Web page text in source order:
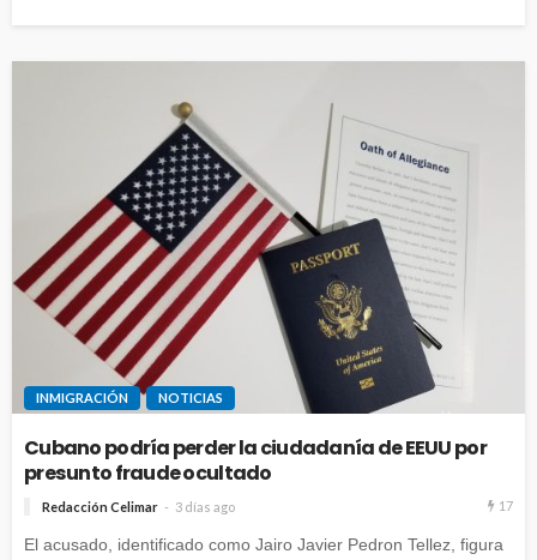
INMIGRACIÓN NOTICIAS
Cubano podría perder la ciudadanía de EEUU por
presunto fraude ocultado
Redacción Celimar 3 días ago 17
El acusado, identificado como Jairo Javier Pedron Tellez, figura